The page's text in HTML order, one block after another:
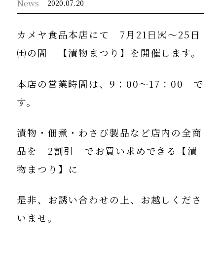
News 2020.07.20
カメヤ食品本店にて 7月21日㈫～25日
㈯の間 【漬物まつり】を開催します。
本店の営業時間は、9：00～17：00 で
す。
漬物・佃煮・わさび製品など店内の全商
品を 2割引でお買い求めできる【漬
物まつり】 に
是非、お誘い合わせの上、お越しくださ
いませ。